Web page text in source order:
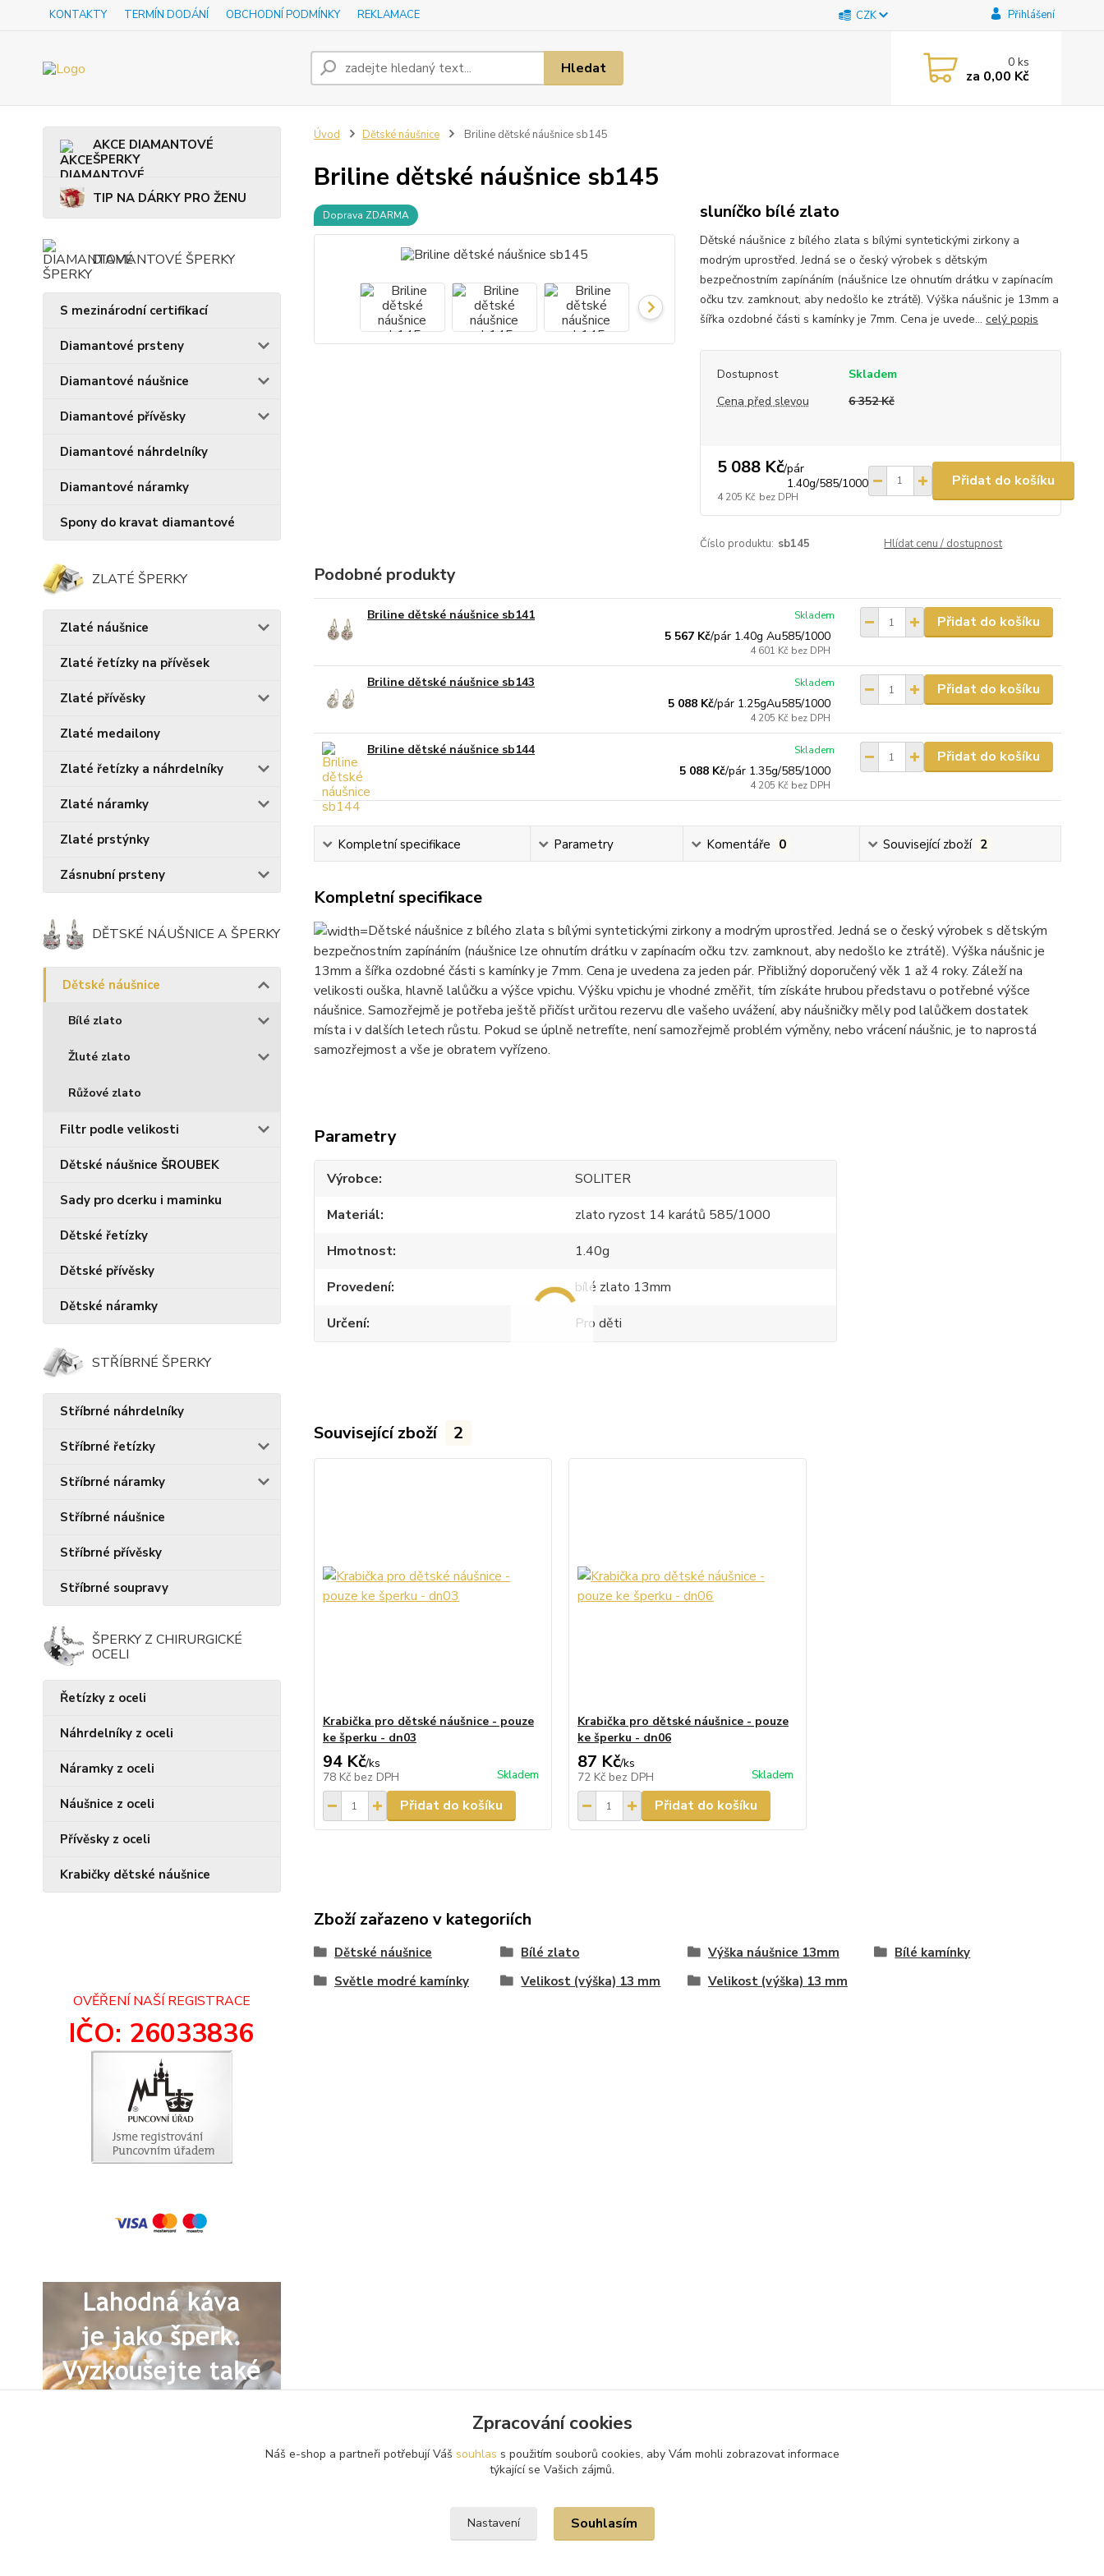
KONTAKTY TERMÍN DODÁNÍ OBCHODNÍ PODMÍNKY REKLAMACE CZK Přihlášení
Hledat 0ks
za 0,00 Kč
AKCE DIAMANTOVÉ
ŠPERKY
TIP NA DÁRKY PRO ŽENU
DIAMANTOVÉ ŠPERKY
S mezinárodní certifikací
Diamantové prsteny
Diamantové náušnice
Diamantové přívěsky
Diamantové náhrdelníky
Diamantové náramky
Spony do kravat diamantové
ZLATÉ ŠPERKY
Zlaté náušnice
Zlaté řetízky na přívěsek
Zlaté přívěsky
Zlaté medailony
Zlaté řetízky a náhrdelníky
Zlaté náramky
Zlaté prstýnky
Zásnubní prsteny
DĚTSKÉ NÁUŠNICE A ŠPERKY
Dětské náušnice
Bílé zlato
Žluté zlato
Růžové zlato
Filtr podle velikosti
Dětské náušnice ŠROUBEK
Sady pro dcerku i maminku
Dětské řetízky
Dětské přívěsky
Dětské náramky
STŘÍBRNÉ ŠPERKY
Stříbrné náhrdelníky
Stříbrné řetízky
Stříbrné náramky
Stříbrné náušnice
Stříbrné přívěsky
Stříbrné soupravy
ŠPERKY Z CHIRURGICKÉ
OCELI
Řetízky z oceli
Náhrdelníky z oceli
Náramky z oceli
Náušnice z oceli
Přívěsky z oceli
Krabičky dětské náušnice
OVĚŘENÍ NAŠÍ REGISTRACE
IČO: 26033836
Úvod Dětské náušnice Briline dětské náušnice sb145
Briline dětské náušnice sb145
Doprava ZDARMA sluníčko bílé zlato
Dětské náušnice z bílého zlata s bílými syntetickými zirkony a
modrým uprostřed. Jedná se o český výrobek s dětským
bezpečnostním zapínáním (náušnice lze ohnutím drátku v zapínacím
očku tzv. zamknout, aby nedošlo ke ztrátě). Výška náušnic je 13mm a
šířka ozdobné části s kamínky je 7mm. Cena je uvede... celý popis
Dostupnost
Skladem
Cena před slevou
6 352 Kč
5 088 Kč/pár
1.40g/585/1000
4 205 Kč bez DPH
Přidat do košíku
Číslo produktu: sb145 Hlídat cenu / dostupnost
Podobné produkty
Briline dětské náušnice sb141
5 567 Kč/pár 1.40g Au585/1000
4 601 Kč bez DPH
Skladem Přidat do košíku
Briline dětské náušnice sb143
5 088 Kč/pár 1.25gAu585/1000
4 205 Kč bez DPH
Skladem Přidat do košíku
Briline dětské náušnice sb144
5 088 Kč/pár 1.35g/585/1000
4 205 Kč bez DPH
Skladem Přidat do košíku
Kompletní specifikace Parametry Komentáře 0 Související zboží 2
Kompletní specifikace
Dětské náušnice z bílého zlata s bílými syntetickými zirkony a modrým uprostřed. Jedná se o český výrobek s dětským
bezpečnostním zapínáním (náušnice lze ohnutím drátku v zapínacím očku tzv. zamknout, aby nedošlo ke ztrátě). Výška náušnic je
13mm a šířka ozdobné části s kamínky je 7mm. Cena je uvedena za jeden pár. Přibližný doporučený věk 1 až 4 roky. Záleží na
velikosti ouška, hlavně lalůčku a výšce vpichu. Výšku vpichu je vhodné změřit, tím získáte hrubou představu o potřebné výšce
náušnice. Samozřejmě je potřeba ještě přičíst určitou rezervu dle vašeho uvážení, aby náušničky měly pod lalůčkem dostatek
místa i v dalších letech růstu. Pokud se úplně netrefíte, není samozřejmě problém výměny, nebo vrácení náušnic, je to naprostá
samozřejmost a vše je obratem vyřízeno.
Parametry
Výrobce
SOLITER
Materiál
zlato ryzost 14 karátů 585/1000
Hmotnost
1.40g
Provedení
bílé zlato 13mm
Určení
Pro děti
Související zboží 2
Krabička pro dětské náušnice - pouze
ke šperku - dn03
94 Kč/ks
78 Kč bez DPH Skladem
Přidat do košíku
Krabička pro dětské náušnice - pouze
ke šperku - dn06
87 Kč/ks
72 Kč bez DPH Skladem
Přidat do košíku
Zboží zařazeno v kategoriích
Dětské náušnice Bílé zlato Výška náušnice 13mm
Bílé kamínky
Světle modré kamínky
Velikost (výška) 13 mm Velikost (výška) 13 mm
Zpracování cookies
Náš e-shop a partneři potřebují Váš souhlas s použitím souborů cookies, aby Vám mohli zobrazovat informace
týkající se Vašich zájmů.
Nastavení Souhlasím